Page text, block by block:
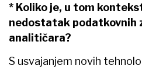
* Koliko je, u tom
nedostatak podatkovnih
analitičara?
S usvajanjem novih